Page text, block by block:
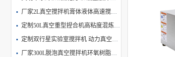
厂家2L真空搅拌机膏体液体高速搅拌机双行星搅拌机实验室
定制50L真空重型捏合机高粘度混炼胶捏合机出料机橡胶密封胶
定制双行星实验室搅拌机 动力真空混合机1L锡膏锂电池脱泡混合机
厂家300L脱泡真空搅拌机环氧树脂多功能搅拌机陶瓷浆料强力搅拌分散机